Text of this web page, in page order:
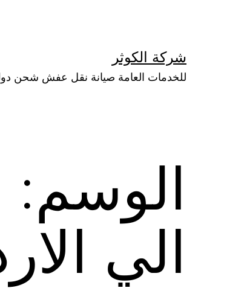
شركة الكوثر
للخدمات العامة صيانة نقل عفش شحن
الوسم:
الي